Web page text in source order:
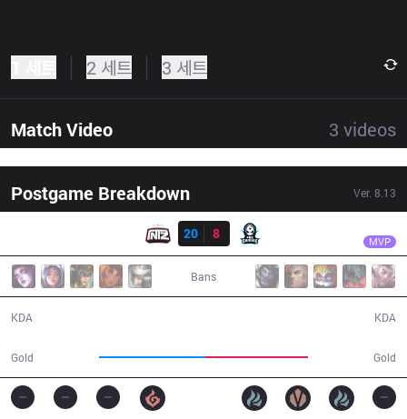
2 세트 3 세트
Match Video 3 videos
Postgame Breakdown Ver. 8.13
20
8 MVP
Bans
KDA
Gold Gold
KDA